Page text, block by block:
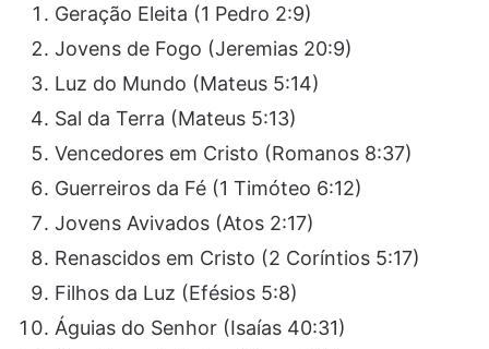
Geração Eleita (1 Pedro 2:9)
Jovens de Fogo (Jeremias 20:9)
Luz do Mundo (Mateus 5:14)
Sal da Terra (Mateus 5:13)
Vencedores em Cristo (Romanos 8:37)
Guerreiros da Fé (1 Timóteo 6:12)
Jovens Avivados (Atos 2:17)
Renascidos em Cristo (2 Coríntios 5:17)
Filhos da Luz (Efésios 5:8)
Águias do Senhor (Isaías 40:31)